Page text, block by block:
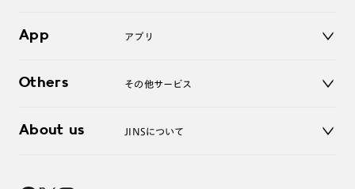
よくあるご質問
お問い合わせ
App アプリ
Others その他サービス
レンズ交換
About us JINSについて